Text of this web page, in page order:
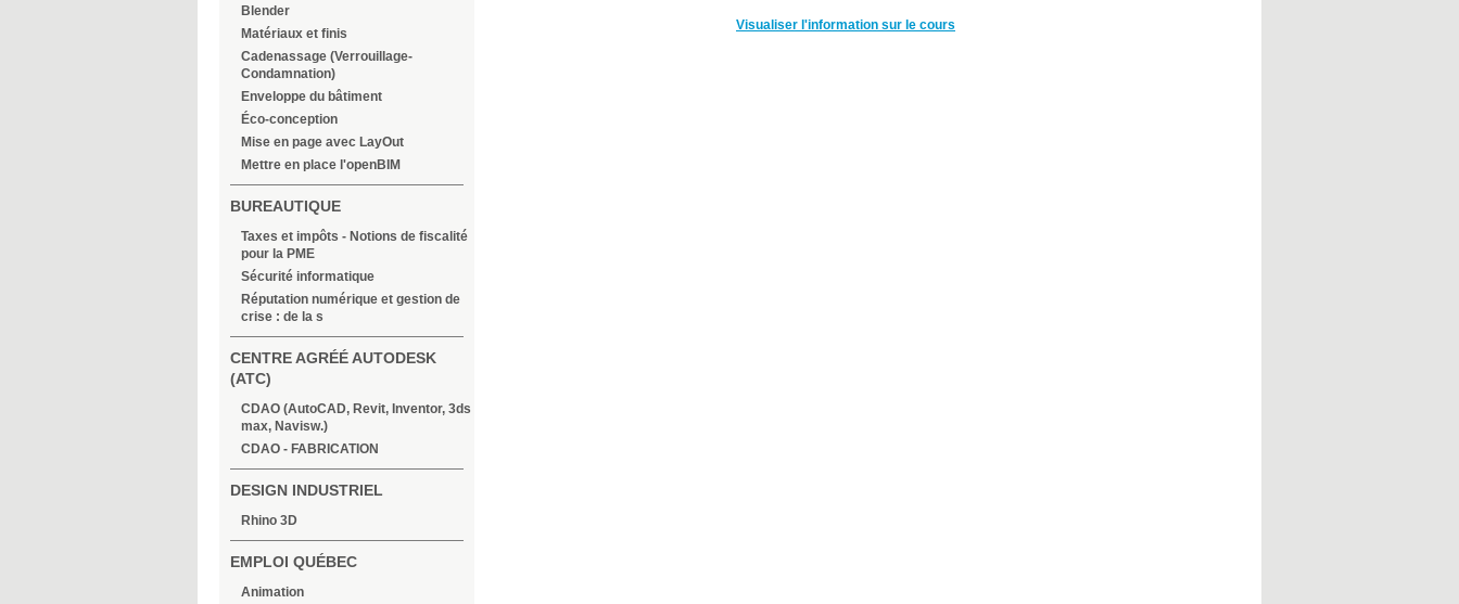
Blender
Matériaux et finis
Cadenassage (Verrouillage-
Condamnation)
Enveloppe du bâtiment
Éco-conception
Mise en page avec LayOut
Mettre en place l'openBIM
BUREAUTIQUE
Taxes et impôts - Notions de fiscalité
pour la PME
Sécurité informatique
Réputation numérique et gestion de
crise : de la s
CENTRE AGRÉÉ AUTODESK
(ATC)
CDAO (AutoCAD, Revit, Inventor, 3ds
max, Navisw.)
CDAO - FABRICATION
DESIGN INDUSTRIEL
Rhino 3D
EMPLOI QUÉBEC
Animation
Visualiser l'information sur le cours